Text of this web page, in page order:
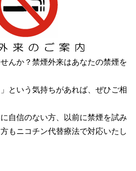
んか？禁煙外来はあなたの禁煙を
という気持ちがあれば、ぜひご相
自信のない方、以前に禁煙を試み
もニコチン代替療法で対応いたし